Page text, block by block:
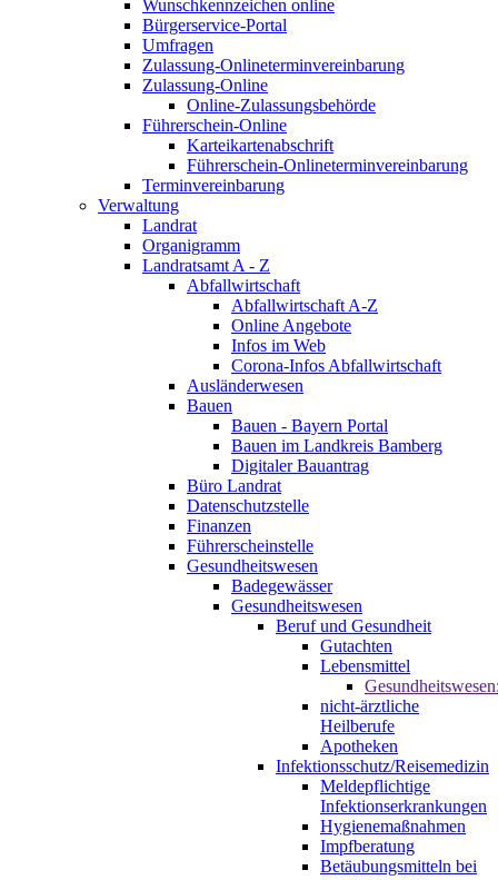
Wunschkennzeichen online
Bürgerservice-Portal
Umfragen
Zulassung-Onlineterminvereinbarung
Zulassung-Online
Online-Zulassungsbehörde
Führerschein-Online
Karteikartenabschrift
Führerschein-Onlineterminvereinbarung
Terminvereinbarung
Verwaltung
Landrat
Organigramm
Landratsamt A - Z
Abfallwirtschaft
Abfallwirtschaft A-Z
Online Angebote
Infos im Web
Corona-Infos Abfallwirtschaft
Ausländerwesen
Bauen
Bauen - Bayern Portal
Bauen im Landkreis Bamberg
Digitaler Bauantrag
Büro Landrat
Datenschutzstelle
Finanzen
Führerscheinstelle
Gesundheitswesen
Badegewässer
Gesundheitswesen
Beruf und Gesundheit
Gutachten
Lebensmittel
nicht-ärztliche
Heilberufe
Apotheken
Infektionsschutz/Reisemedizin
Meldepflichtige
Infektionserkrankungen
Hygienemaßnahmen
Impfberatung
Betäubungsmitteln bei